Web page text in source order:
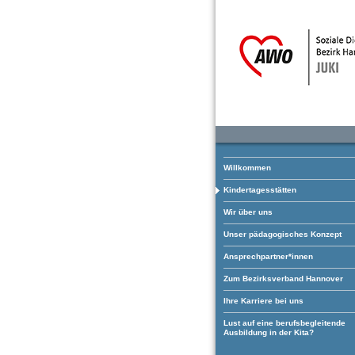
Willkommen
Kindertagesstätten
Wir über uns
Unser pädagogisches Konzept
Ansprechpartner*innen
Zum Bezirksverband Hannover
Ihre Karriere bei uns
Lust auf eine berufsbegleitende
Ausbildung in der Kita?